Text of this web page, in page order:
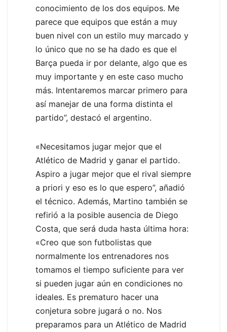
conocimiento de los dos equipos. Me
parece que equipos que están a muy
buen nivel con un estilo muy marcado y
lo único que no se ha dado es que el
Barça pueda ir por delante, algo que es
muy importante y en este caso mucho
más. Intentaremos marcar primero para
así manejar de una forma distinta el
partido”, destacó el argentino.
«Necesitamos jugar mejor que el
Atlético de Madrid y ganar el partido.
Aspiro a jugar mejor que el rival siempre
a priori y eso es lo que espero”, añadió
el técnico. Además, Martino también se
refirió a la posible ausencia de Diego
Costa, que será duda hasta última hora:
«Creo que son futbolistas que
normalmente los entrenadores nos
tomamos el tiempo suficiente para ver
si pueden jugar aún en condiciones no
ideales. Es prematuro hacer una
conjetura sobre jugará o no. Nos
preparamos para un Atlético de Madrid